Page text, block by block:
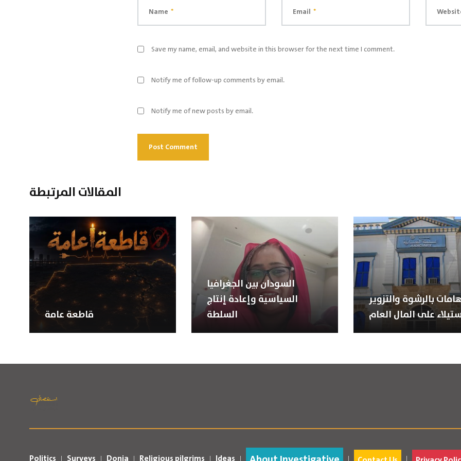
Name * Email *
Save my name, email, and website in this browser for the next time I comment.
Notify me of follow-up comments by email.
Notify me of new posts by email.
المقالات المرتبطة
قاطعة عامة
السودان بين الجغرافيا
السياسية وإعادة إنتاج
السلطة
بالرشوة والتزوير
على المال العام